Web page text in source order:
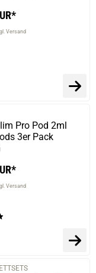
Versand
Pro Pod 2ml
3er Pack
Versand